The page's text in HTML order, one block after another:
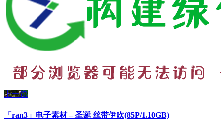
上一篇
「ran3」电子素材 – 圣诞 丝带伊吹(85P/1.10GB)